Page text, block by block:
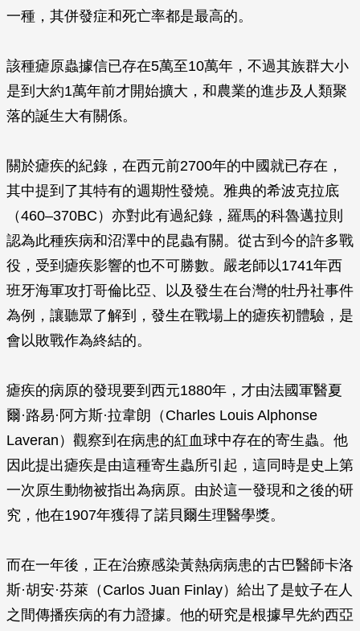
一種，其併發症和死亡率都是最高的。
該種瘧原蟲據信已存在5萬至10萬年，不過其族群大小
是到大約1萬年前才開始擴大，和農業的進步及人類聚
落的誕生大有關係。
關於瘧疾的紀錄，在西元前2700年的中國就已存在，
其中提到了其特有的週期性發燒。雅典的希波克拉底
（460–370BC）亦對此有過紀錄，羅馬的科魯邁拉則
認為此種疾病和沼澤中的昆蟲有關。從古到今的許多戰
役，受到瘧疾影響的也不可勝數。嚴老師以1741年西
班牙海軍攻打哥倫比亞、以及發生在台灣的牡丹社事件
為例，讓聽眾了解到，發生在戰場上的瘧疾初體驗，是
會以敗戰作為終結的。
瘧疾的病原的發現要到西元1880年，才由法國軍醫夏
爾·路易·阿方斯·拉韋朗（Charles Louis Alphonse
Laveran）觀察到在病患的紅血球中存在的寄生蟲。他
因此提出瘧疾是由這種寄生蟲所引起，這同時是史上第
一次原生動物被指出為病原。由於這一發現和之後的研
究，他在1907年獲得了諾貝爾生理醫學獎。
而在一年後，正在治療感染黃熱病病患的古巴醫師卡洛
斯·胡安·芬萊（Carlos Juan Finlay）給出了是蚊子在人
之間傳播疾病的有力證據。他的研究是根據早先約西亞